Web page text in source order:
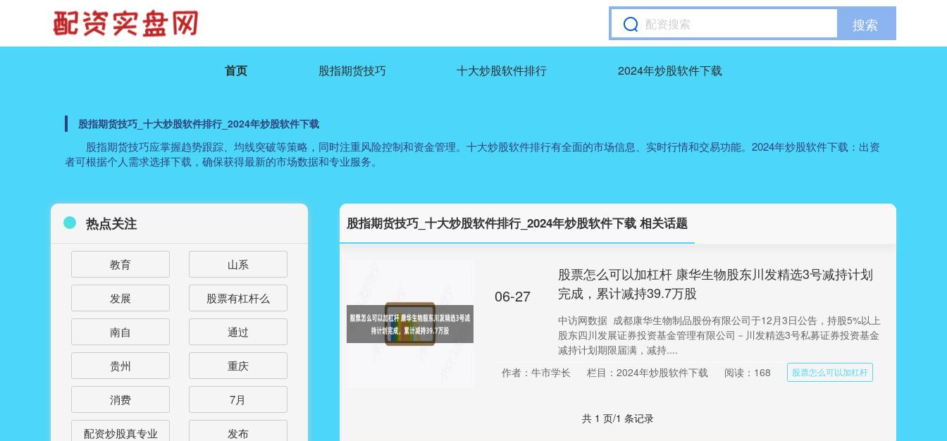
搜索
首页 股指期货技巧 十大炒股软件排行 2024年炒股软件下载
股指期货技巧_十大炒股软件排行_2024年炒股软件下载
股指期货技巧应掌握趋势跟踪、均线突破等策略，同时注重风险控制和资金管理。十大炒股软件排行有全面的市场信息、实时行情和交易功能。2024年炒股软件下载：出资
者可根据个人需求选择下载，确保获得最新的市场数据和专业服务。
股指期货技巧_十大炒股软件排行_2024年炒股软件下载 相关话题
06-27
股票怎么可以加杠杆 康华生物股东川发精选3号减持计划
完成，累计减持39.7万股
中访网数据 成都康华生物制品股份有限公司于12月3日公告，持股5%以上
股东四川发展证券投资基金管理有限公司－川发精选3号私募证券投资基金
减持计划期限届满，减持....
作者：牛市学长
栏目：2024年炒股软件下载 阅读：168 股票怎么可以加杠杆
共 1 页/1 条记录
热点关注
教育 山系
发展 股票有杠杆么
南自 通过
贵州 重庆
消费 7月
配资炒股真专业 发布